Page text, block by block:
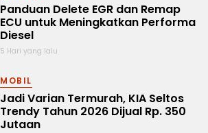
Panduan Delete EGR dan Remap
ECU untuk Meningkatkan Performa
Diesel
5 Hari yang lalu
MOBIL
Jadi Varian Termurah, KIA Seltos
Trendy Tahun 2026 Dijual Rp. 350
Jutaan